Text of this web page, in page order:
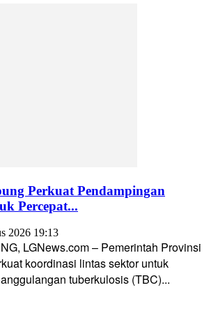
Perkuat Pendampingan
Percepat...
2026 19:13
LGNews.com – Pemerintah Provinsi
koordinasi lintas sektor untuk
tuberkulosis (TBC)...